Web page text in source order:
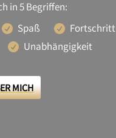
in 5 Begriffen:
Spaß
Fortschritt
Unabhängigkeit
MICH